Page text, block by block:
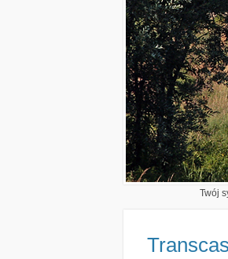
Twój